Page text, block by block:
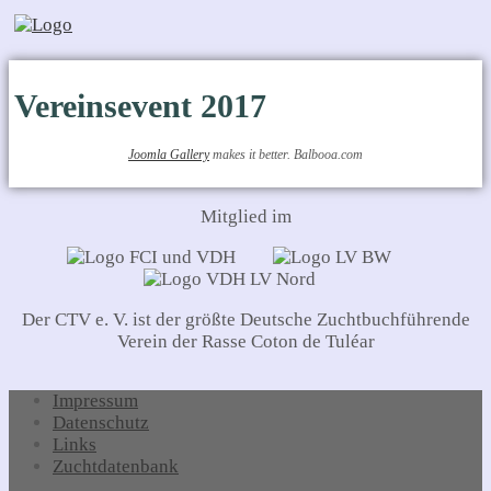
Vereinsevent 2017
Joomla Gallerymakes it better. Balbooa.com
Mitglied im
Der CTV e. V. ist der größte Deutsche Zuchtbuchführende
Verein der Rasse Coton de Tuléar
Impressum
Datenschutz
Links
Zuchtdatenbank